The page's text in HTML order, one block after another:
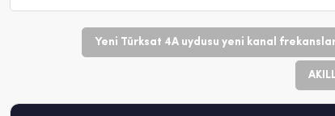
Yeni Türksat 4A uydusu yeni kanal